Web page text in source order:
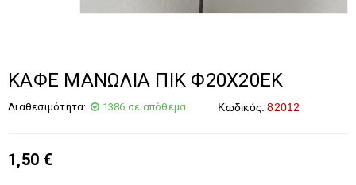
ΚΑΦΕ ΜΑΝΩΛΙΑ ΠΙΚ Φ20Χ20ΕΚ
Διαθεσιμότητα: 1386 σε απόθεμα Κωδικός: 82012
1,50 €